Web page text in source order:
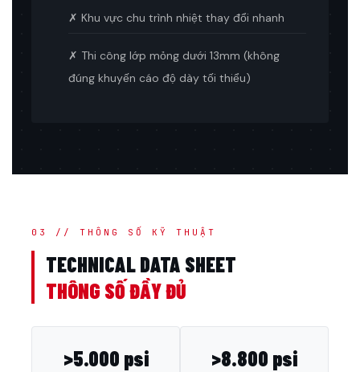
✗ Khu vực chu trình nhiệt thay đổi nhanh
✗ Thi công lớp mỏng dưới 13mm (không
đúng khuyến cáo độ dày tối thiểu)
03 // THÔNG SỐ KỸ THUẬT
TECHNICAL DATA SHEET
THÔNG SỐ ĐẦY ĐỦ
>5.000 psi >8.800 psi